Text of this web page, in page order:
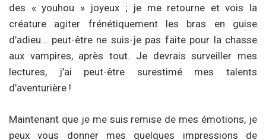
des « youhou » joyeux ; je me retourne et vois la
créature agiter frénétiquement les bras en guise
d’adieu… peut-être ne suis-je pas faite pour la chasse
aux vampires, après tout. Je devrais surveiller mes
lectures, j’ai peut-être surestimé mes talents
d’aventurière !
Maintenant que je me suis remise de mes émotions, je
peux vous donner mes quelques impressions de